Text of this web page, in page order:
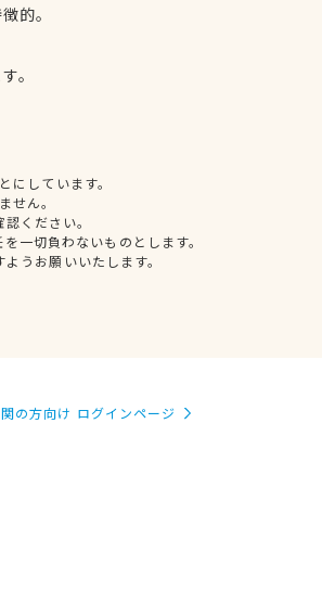
的。
。
しています。
せん。
ください。
一切負わないものとします。
うお願いいたします。
の方向け ログインページ